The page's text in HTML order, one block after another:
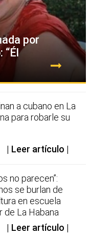
por
“Él
a cubano en La
para robarle su
Leer artículo
no parecen”:
se burlan de
en escuela
de La Habana
Leer artículo